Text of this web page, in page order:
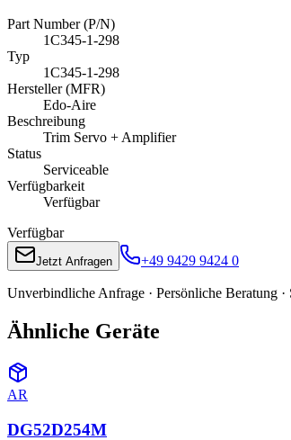
Part Number (P/N)
1C345-1-298
Typ
1C345-1-298
Hersteller (MFR)
Edo-Aire
Beschreibung
Trim Servo + Amplifier
Status
Serviceable
Verfügbarkeit
Verfügbar
Verfügbar
Jetzt Anfragen +49 9429 9424 0
Unverbindliche Anfrage · Persönliche Beratung
Ähnliche Geräte
AR
DG52D254M